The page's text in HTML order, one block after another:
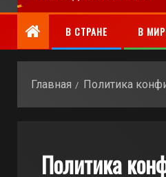
В СТРАНЕ В
Главная Политика
Политика